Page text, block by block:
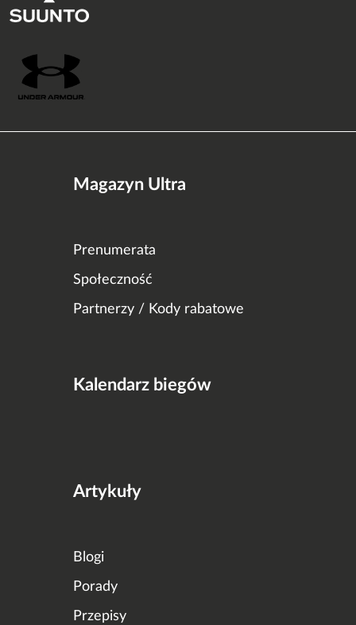
Magazyn Ultra
Prenumerata
Społeczność
Partnerzy / Kody rabatowe
Kalendarz biegów
Artykuły
Blogi
Porady
Przepisy